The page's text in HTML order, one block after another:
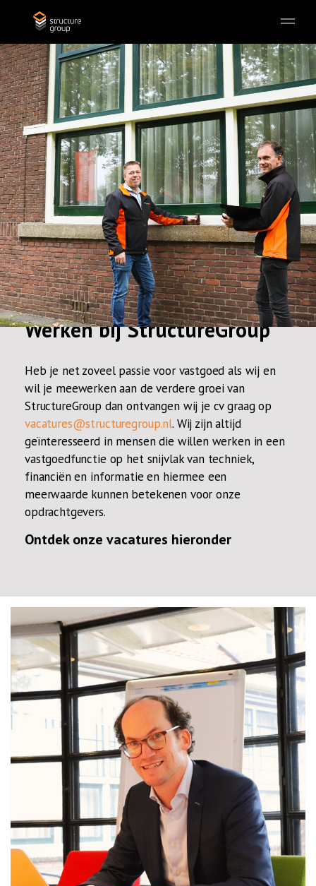
Werken bij StructureGroup
Heb je net zoveel passie voor vastgoed als wij en
wil je meewerken aan de verdere groei van
StructureGroup dan ontvangen wij je cv graag op
vacatures@structuregroup.nl. Wij zijn altijd
geïnteresseerd in mensen die willen werken in een
vastgoedfunctie op het snijvlak van techniek,
financiën en informatie en hiermee een
meerwaarde kunnen betekenen voor onze
opdrachtgevers.
Ontdek onze vacatures hieronder